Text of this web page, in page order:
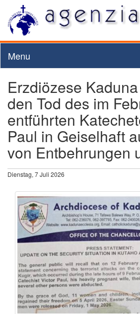
Menu
Erzdiözese
den Tod des im
entführten
Paul in Geiselhaft
von Entbehrungen
Dienstag, 7 Juli 2026